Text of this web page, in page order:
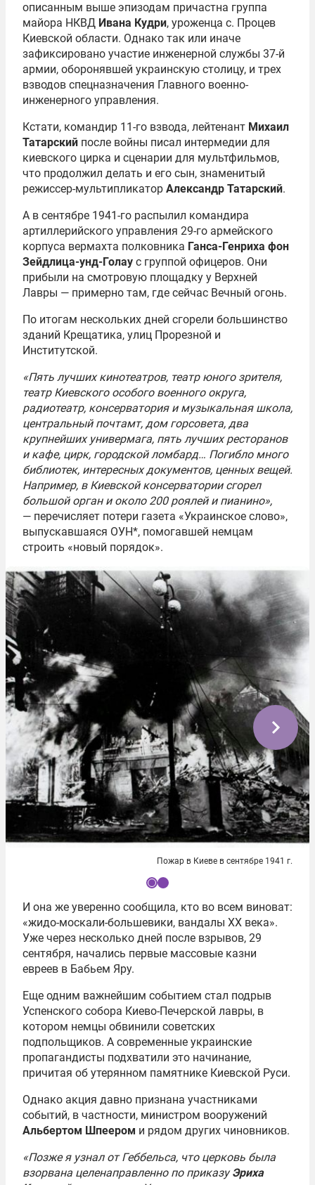
описанным выше эпизодам причастна группа
майора НКВД Ивана Кудри, уроженца с. Процев
Киевской области. Однако так или иначе
зафиксировано участие инженерной службы 37-й
армии, оборонявшей украинскую столицу, и трех
взводов спецназначения Главного военно-
инженерного управления.
Кстати, командир 11-го взвода, лейтенант Михаил
Татарский после войны писал интермедии для
киевского цирка и сценарии для мультфильмов,
что продолжил делать и его сын, знаменитый
режиссер-мультипликатор Александр Татарский.
А в сентябре 1941-го распылил командира
артиллерийского управления 29-го армейского
корпуса вермахта полковника Ганса-Генриха фон
Зейдлица-унд-Голау с группой офицеров. Они
прибыли на смотровую площадку у Верхней
Лавры — примерно там, где сейчас Вечный огонь.
По итогам нескольких дней сгорели большинство
зданий Крещатика, улиц Прорезной и
Институтской.
«Пять лучших кинотеатров, театр юного зрителя,
театр Киевского особого военного округа,
радиотеатр, консерватория и музыкальная школа,
центральный почтамт, дом горсовета, два
крупнейших универмага, пять лучших ресторанов
и кафе, цирк, городской ломбард… Погибло много
библиотек, интересных документов, ценных вещей.
Например, в Киевской консерватории сгорел
большой орган и около 200 роялей и пианино»,
— перечисляет потери газета «Украинское слово»,
выпускавшаяся ОУН*, помогавшей немцам
строить «новый порядок».
Пожар в Киеве в сентябре 1941 г.
И она же уверенно сообщила, кто во всем виноват:
«жидо-москали-большевики, вандалы XX века».
Уже через несколько дней после взрывов, 29
сентября, начались первые массовые казни
евреев в Бабьем Яру.
Еще одним важнейшим событием стал подрыв
Успенского собора Киево-Печерской лавры, в
котором немцы обвинили советских
подпольщиков. А современные украинские
пропагандисты подхватили это начинание,
причитая об утерянном памятнике Киевской Руси.
Однако акция давно признана участниками
событий, в частности, министром вооружений
Альбертом Шпеером и рядом других чиновников.
«Позже я узнал от Геббельса, что церковь была
взорвана целенаправленно по приказуЭриха